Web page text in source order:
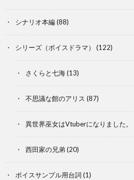
シナリオ本編(88)
シリーズ（ボイスドラマ） (122)
さくらと七海(13)
不思議な館のアリス (87)
異世界巫女はVtuberになりました。
西田家の兄弟(20)
ボイスサンプル用台詞 (1)